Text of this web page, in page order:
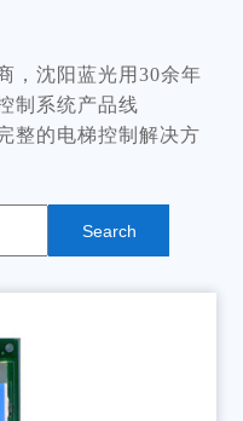
，沈阳蓝光用30余年
制系统产品线
整的电梯控制解决方